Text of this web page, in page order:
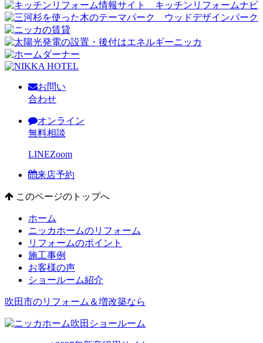
お問い
合わせ
オンライン
無料相談
LINEZoom
来店予約
このページのトップへ
ホーム
ニッカホームのリフォーム
リフォームのポイント
施工事例
お客様の声
ショールーム紹介
吹田市のリフォーム＆増改築なら